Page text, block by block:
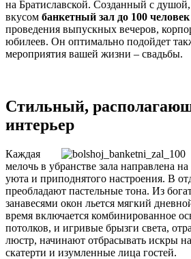
на Братиславской. Созданный с
вкусом банкетный зал до 100 человек
проведения выпускных вечеров,
юбилеев. Он оптимально подойдет
мероприятия вашей жизни – свадьбы.
Стильный,
интерьер
Каждая
мелочь в убранстве зала направлена
уюта и приподнятого настроения. В
преобладают пастельные тона. Из
занавесями окон льется мягкий
время включается комбинированное
потолков, и игривые брызги света,
люстр, начинают отбрасывать искры
скатерти и изумленные лица гостей.